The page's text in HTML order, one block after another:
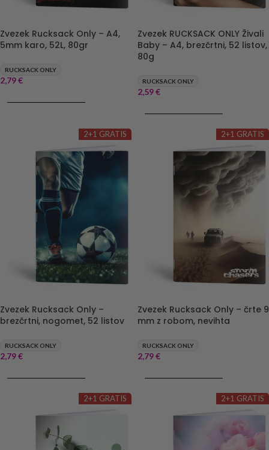
Zvezek Rucksack Only – A4,
5mm karo, 52L, 80gr
RUCKSACK ONLY
2,79€
Zvezek RUCKSACK ONLY Živali
Baby – A4, brezčrtni, 52 listov,
80g
RUCKSACK ONLY
2,59€
2+1 GRATIS
Zvezek Rucksack Only –
brezčrtni, nogomet, 52 listov
RUCKSACK ONLY
2,79€
2+1 GRATIS
Zvezek Rucksack Only – črte 9
mm z robom, nevihta
RUCKSACK ONLY
2,79€
2+1 GRATIS 2+1 GRATIS